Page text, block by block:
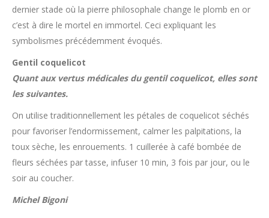
dernier stade où la pierre philosophale change le plomb en or
c’est à dire le mortel en immortel. Ceci expliquant les
symbolismes précédemment évoqués.
Gentil coquelicot
Quant aux vertus médicales du gentil coquelicot, elles sont
les suivantes.
On utilise traditionnellement les pétales de coquelicot séchés
pour favoriser l’endormissement, calmer les palpitations, la
toux sèche, les enrouements. 1 cuillerée à café bombée de
fleurs séchées par tasse, infuser 10 min, 3 fois par jour, ou le
soir au coucher.
Michel Bigoni